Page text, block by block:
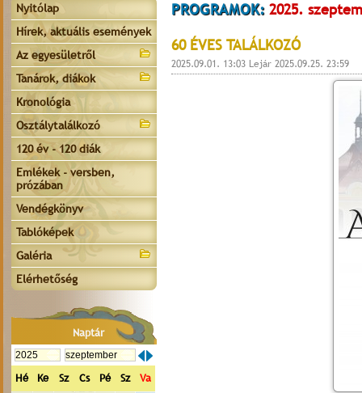
Nyitólap
Hírek, aktuális események
Az egyesületről
Tanárok, diákok
Kronológia
Osztálytalálkozó
120 év - 120 diák
Emlékek - versben,
prózában
Vendégkönyv
Tablóképek
Galéria
Elérhetőség
Naptár
Hé Ke Sz Cs Pé Sz Va
PROGRAMOK: 2025.
60 ÉVES TALÁLKOZÓ
2025.09.01. 13:03 Lejár 2025.09.25. 23:59